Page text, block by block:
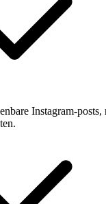
Instagram-posts,